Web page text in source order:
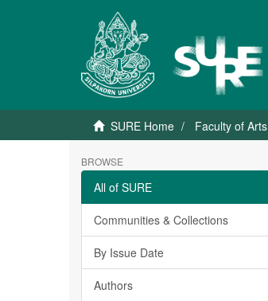
SURE Home Faculty of Arts
BROWSE
All of SURE
Communities & Collections
By Issue Date
Authors